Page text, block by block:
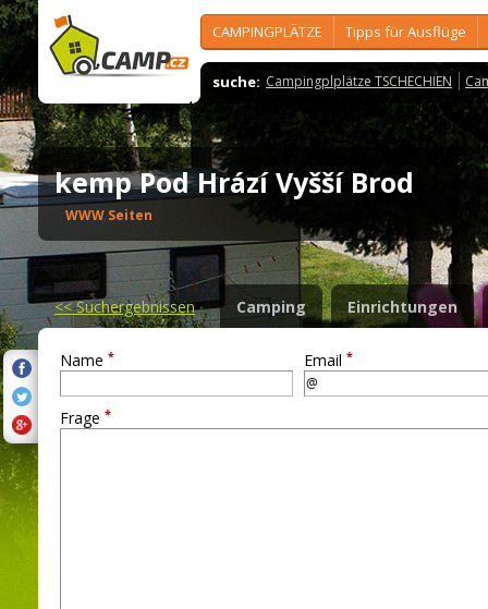
CAMPINGPLÄTZE Tipps für Ausflüge
suche: Campingplplätze TSCHECHIEN
kemp Pod Hrází Vyšší Brod
WWW Seiten
<<Suchergebnissen Camping Einrichtungen
Name * Email *
Frage *